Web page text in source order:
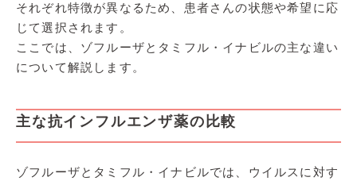
それぞれ特徴が異なるため、患者さんの状態や希望に応
じて選択されます。
ここでは、ゾフルーザとタミフル・イナビルの主な違い
について解説します。
主な抗インフルエンザ薬の比較
ゾフルーザとタミフル・イナビルでは、ウイルスに対す